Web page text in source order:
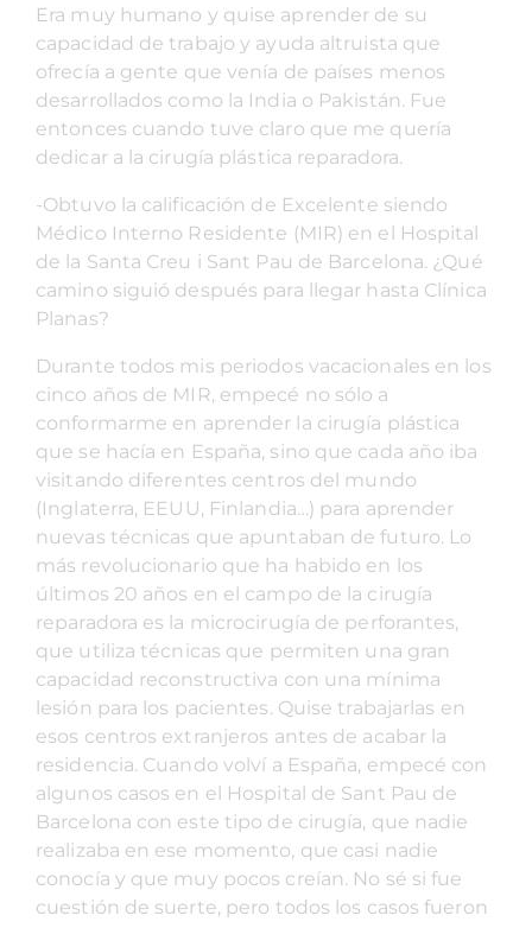
Era muy humano y quise aprender de su
capacidad de trabajo y ayuda altruista que
ofrecía a gente que venía de países menos
desarrollados como la India o Pakistán. Fue
entonces cuando tuve claro que me quería
dedicar a la cirugía plástica reparadora.
-Obtuvo la calificación de Excelente siendo
Médico Interno Residente (MIR) en el Hospital
de la Santa Creu i Sant Pau de Barcelona. ¿Qué
camino siguió después para llegar hasta Clínica
Planas?
Durante todos mis periodos vacacionales en los
cinco años de MIR, empecé no sólo a
conformarme en aprender la cirugía plástica
que se hacía en España, sino que cada año iba
visitando diferentes centros del mundo
(Inglaterra, EEUU, Finlandia…) para aprender
nuevas técnicas que apuntaban de futuro. Lo
más revolucionario que ha habido en los
últimos 20 años en el campo de la cirugía
reparadora es la microcirugía de perforantes,
que utiliza técnicas que permiten una gran
capacidad reconstructiva con una mínima
lesión para los pacientes. Quise trabajarlas en
esos centros extranjeros antes de acabar la
residencia. Cuando volví a España, empecé con
algunos casos en el Hospital de Sant Pau de
Barcelona con este tipo de cirugía, que nadie
realizaba en ese momento, que casi nadie
conocía y que muy pocos creían. No sé si fue
cuestión de suerte, pero todos los casos fueron